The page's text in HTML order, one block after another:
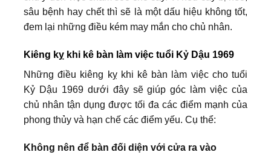
sâu bệnh hay chết thì sẽ là một dấu hiệu không tốt,
đem lại những điều kém may mắn cho chủ nhân.
Kiêng kỵ khi kê bàn làm việc tuổi Kỷ Dậu 1969
Những điều kiêng kỵ khi kê bàn làm việc cho tuổi
Kỷ Dậu 1969 dưới đây sẽ giúp góc làm việc của
chủ nhân tận dụng được tối đa các điểm mạnh của
phong thủy và hạn chế các điểm yếu. Cụ thể:
Không nên để bàn đối diện với cửa ra vào